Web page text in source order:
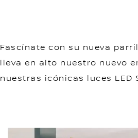
Fascínate con su nueva
lleva en alto nuestro nuevo
nuestras icónicas luces LED